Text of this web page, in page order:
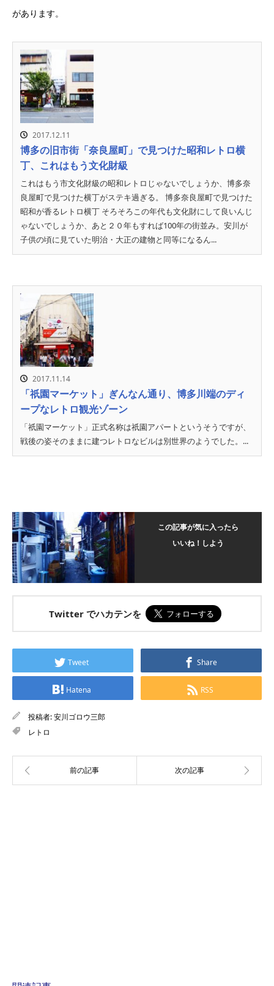
があります。
2017.12.11
博多の旧市街「奈良屋町」で見つけた昭和レトロ横
丁、これはもう文化財級
これはもう市文化財級の昭和レトロじゃないでしょうか、博多奈
良屋町で見つけた横丁がステキ過ぎる。 博多奈良屋町で見つけた
昭和が香るレトロ横丁 そろそろこの年代も文化財にして良いんじ
ゃないでしょうか、あと２０年もすれば100年の街並み。安川が
子供の頃に見ていた明治・大正の建物と同等になるん...
2017.11.14
「祇園マーケット」ぎんなん通り、博多川端のディ
ープなレトロ観光ゾーン
「祇園マーケット」正式名称は祇園アパートというそうですが、
戦後の姿そのままに建つレトロなビルは別世界のようでした。...
この記事が気に入ったら
いいね！しよう
Twitter でハカテンを
Tweet Share
Hatena RSS
投稿者:安川ゴロウ三郎
レトロ